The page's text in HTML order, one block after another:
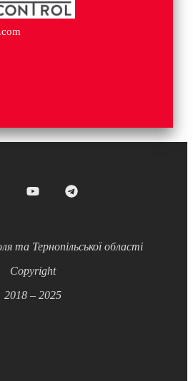
та Тернопільської області
Copyright
2018 – 2025